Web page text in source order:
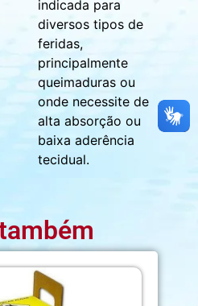
indicada para
diversos tipos de
feridas,
principalmente
queimaduras ou
onde necessite de
alta absorção ou
baixa aderência
tecidual.